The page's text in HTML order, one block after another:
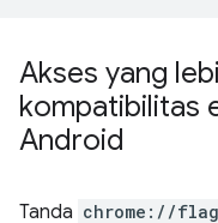
Akses yang
kompatibilitas
Android
Tanda chrome://